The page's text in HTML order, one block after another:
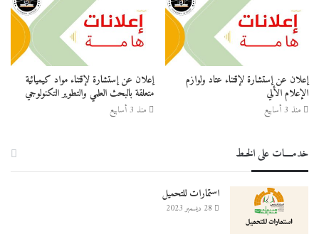
إعلان عن إستشارة لإقتناء عتاد ولوازم
الإعلام الألي
منذ 3 أسابيع
إعلان عن إستشارة لإقتناء مواد كيميائية
متعلقة بالبحث العلمي والتطوير التكنولوجي
منذ 3 أسابيع
خدمــــات على الخـط
استمارات للتحميل
28 ديسمبر 2023